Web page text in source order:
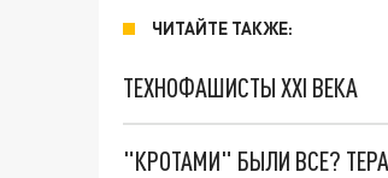
ЧИТАЙТЕ ТАКЖЕ:
ТЕХНОФАШИСТЫ XXI ВЕКА
"КРОТАМИ" БЫЛИ ВСЕ?